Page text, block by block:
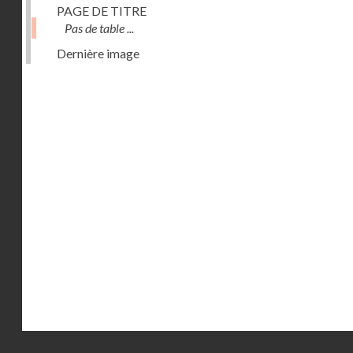
PAGE DE TITRE
Pas de table ...
Dernière image